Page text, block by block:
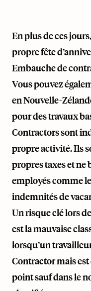
En plus de ces
propre fête
Embauche de
Vous pouvez
en Nouvelle-
pour des travaux
Contractors sont
propre activité. Ils
propres taxes et ne
employés comme
indemnités de
Un risque clé lors
est la mauvaise
lorsqu’un
Contractor mais
point sauf dans le